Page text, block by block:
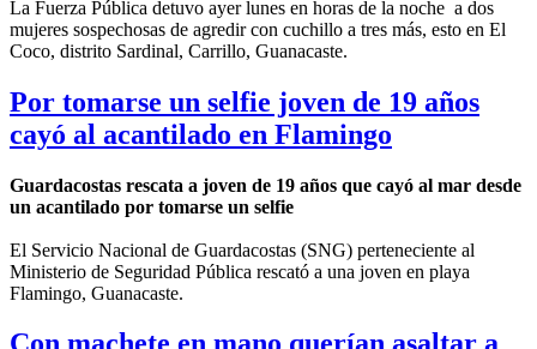
La Fuerza Pública detuvo ayer lunes en horas de la noche a dos
mujeres sospechosas de agredir con cuchillo a tres más, esto en El
Coco, distrito Sardinal, Carrillo, Guanacaste.
Por tomarse un selfie joven de 19 años
cayó al acantilado en Flamingo
Guardacostas rescata a joven de 19 años que cayó al mar desde
un acantilado por tomarse un selfie
El Servicio Nacional de Guardacostas (SNG) perteneciente al
Ministerio de Seguridad Pública rescató a una joven en playa
Flamingo, Guanacaste.